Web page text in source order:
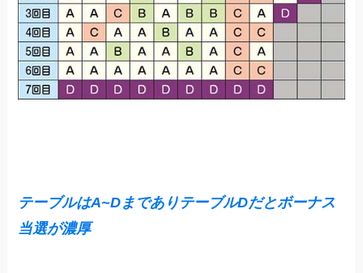
テーブルはA~DまでありテーブルDだとボーナス
当選が濃厚